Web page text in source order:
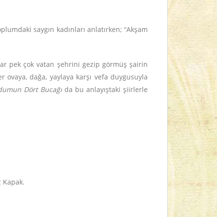
saygın kadınları anlatırken; “Akşam
pek çok vatan şehrini gezip görmüş şairin
dağa, yaylaya karşı vefa duygusuyla
Dört Bucağı da bu anlayıştaki şiirlerle
Kapak.